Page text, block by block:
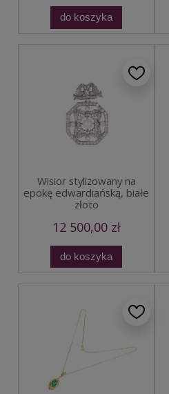
do koszyka
Wisior stylizowany na
epokę edwardiańską, białe
złoto
12 500,00 zł
do koszyka